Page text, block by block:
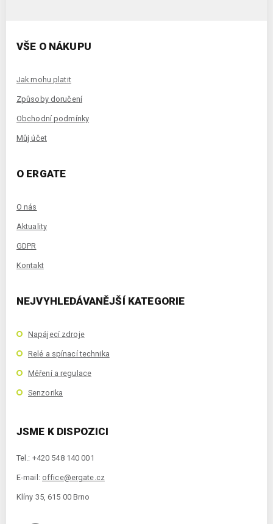
VŠE O NÁKUPU
Jak mohu platit
Způsoby doručení
Obchodní podmínky
Můj účet
O ERGATE
O nás
Aktuality
GDPR
Kontakt
NEJVYHLEDÁVANĚJŠÍ KATEGORIE
Napájecí zdroje
Relé a spínací technika
Měření a regulace
Senzorika
JSME K DISPOZICI
Tel.: +420 548 140 001
E-mail: office@ergate.cz
Klíny 35, 615 00 Brno